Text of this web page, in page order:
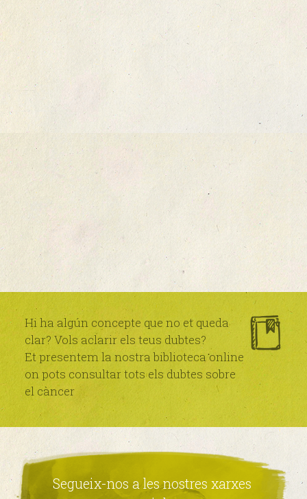
Hi ha algún concepte que no et queda
clar? Vols aclarir els teus dubtes?
Et presentem la nostra biblioteca online
on pots consultar tots els dubtes sobre
el càncer
Segueix-nos a les nostres xarxes